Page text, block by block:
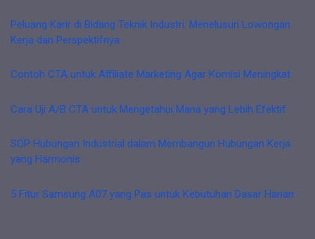
Peluang Karir di Bidang Teknik Industri: Menelusuri Lowongan
Kerja dan Perspektifnya
Contoh CTA untuk Affiliate Marketing Agar Komisi Meningkat
Cara Uji A/B CTA untuk Mengetahui Mana yang Lebih Efektif
SOP Hubungan Industrial dalam Membangun Hubungan Kerja
yang Harmonis
5 Fitur Samsung A07 yang Pas untuk Kebutuhan Dasar Harian